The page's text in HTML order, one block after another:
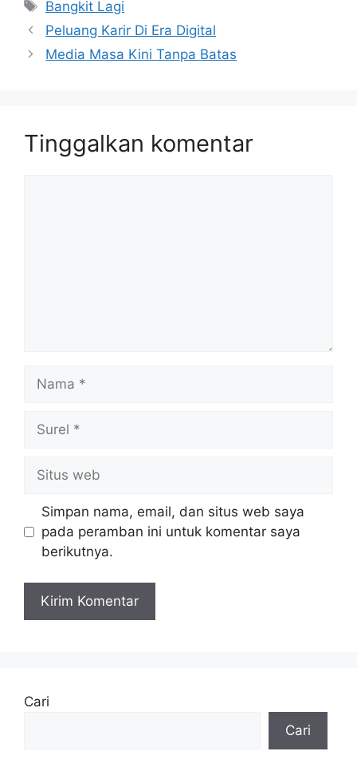
Tag
Bangkit Lagi
Peluang Karir Di Era Digital
Media Masa Kini Tanpa Batas
Tinggalkan komentar
Nama
Surel
Situs
web
Simpan nama, email, dan situs web saya
pada peramban ini untuk komentar saya
berikutnya.
Cari
Cari